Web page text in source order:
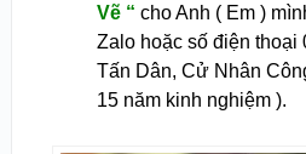
Vẽ “ cho Anh ( Em )
Zalo hoặc số điện thoại
Tấn Dân, Cử Nhân
15 năm kinh nghiệm ).